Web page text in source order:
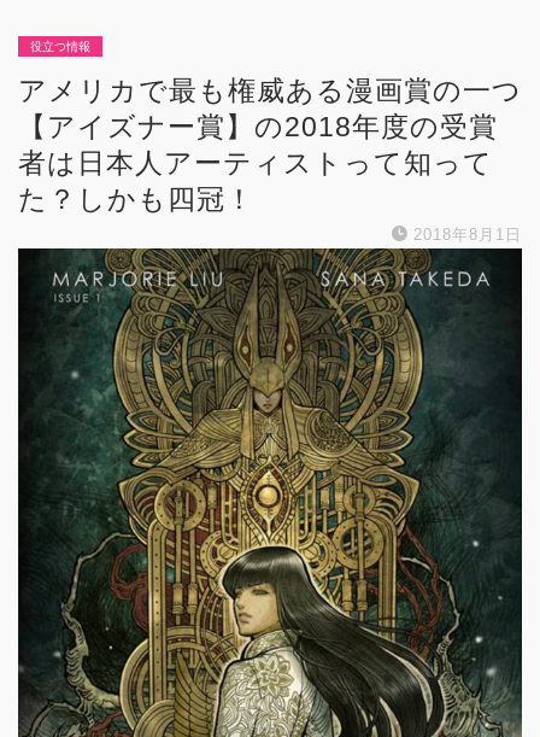
役立つ情報
アメリカで最も権威ある漫画賞の一つ
【アイズナー賞】の2018年度の受賞
者は日本人アーティストって知って
た？しかも四冠！
2018年8月1日